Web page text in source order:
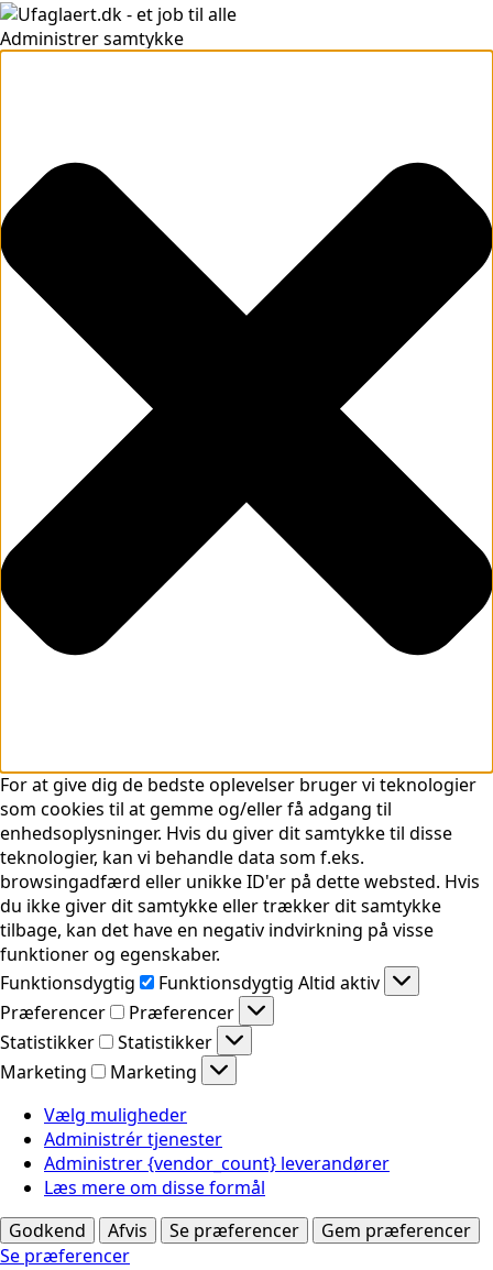
Administrer samtykke
For at give dig de bedste oplevelser bruger vi teknologier
som cookies til at gemme og/eller få adgang til
enhedsoplysninger. Hvis du giver dit samtykke til disse
teknologier, kan vi behandle data som f.eks.
browsingadfærd eller unikke ID'er på dette websted. Hvis
du ikke giver dit samtykke eller trækker dit samtykke
tilbage, kan det have en negativ indvirkning på visse
funktioner og egenskaber.
Funktionsdygtig
Funktionsdygtig Altid aktiv
Præferencer
Præferencer
Statistikker
Statistikker
Marketing
Marketing
Vælg muligheder
Administrér tjenester
Administrer {vendor_count} leverandører
Læs mere om disse formål
Godkend
Afvis Se præferencer
Gem præferencer
Se præferencer